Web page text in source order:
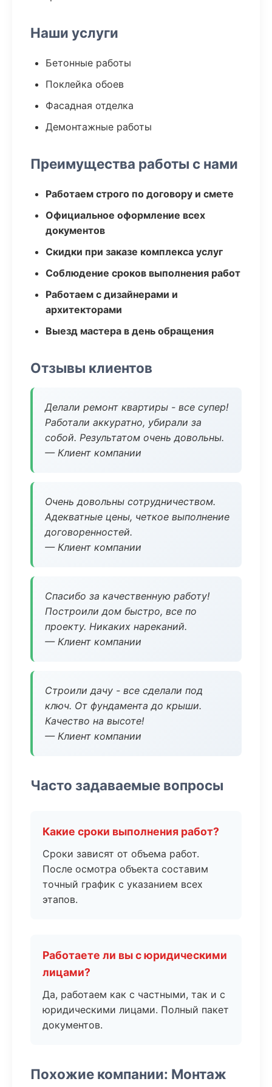
Наши услуги
Бетонные работы
Поклейка обоев
Фасадная отделка
Демонтажные работы
Преимущества работы с нами
Работаем строго по договору и смете
Официальное оформление всех
документов
Скидки при заказе комплекса услуг
Соблюдение сроков выполнения работ
Работаем с дизайнерами и
архитекторами
Выезд мастера в день обращения
Отзывы клиентов
Делали ремонт квартиры - все супер!
Работали аккуратно, убирали за
собой. Результатом очень довольны.
— Клиент компании
Очень довольны сотрудничеством.
Адекватные цены, четкое выполнение
договоренностей.
— Клиент компании
Спасибо за качественную работу!
Построили дом быстро, все по
проекту. Никаких нареканий.
— Клиент компании
Строили дачу - все сделали под
ключ. От фундамента до крыши.
Качество на высоте!
— Клиент компании
Часто задаваемые вопросы
Какие сроки выполнения работ?
Сроки зависят от объема работ.
После осмотра объекта составим
точный график с указанием всех
этапов.
Работаете ли вы с юридическими
лицами?
Да, работаем как с частными, так и с
юридическими лицами. Полный пакет
документов.
Похожие компании: Монтаж